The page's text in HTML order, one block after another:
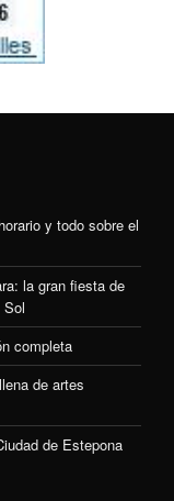
y todo sobre el
la gran fiesta de
completa
de artes
de Estepona